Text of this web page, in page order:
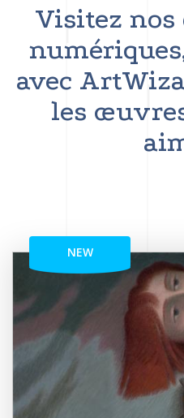
Visitez
avec
les
NEW